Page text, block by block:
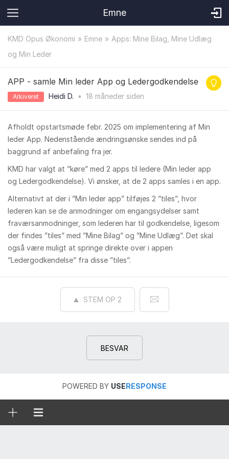
Emne
KMD Opus Økonomi Emne
Apps: Mine Bilag, Mine Udlæg
og Min Leder
APP - samle Min leder App og Ledergodkendelse
Arkiveret Heidi D. • 18 måneder siden
Afholdt opstartsmøde febr. 2025 om implementering af Min
leder App. Nedenstående ændringsønske sendes ind på
baggrund af anbefaling fra jer.
KMD har valgt at ”køre” med 2 apps til ledere (Min leder app
og Ledergodkendelse). Vi ønsker, at de 2 apps samles i en app.
Alternativt at der i ”Min leder app” tilføjes 2 ”tiles”, hvor
lederen kan se de anmodninger om engangsydelser samt
fraværsanmodninger, som lederen har til godkendelse, ligesom
der findes ”tiles” med ”Mine Bilag” og ”Mine Udlæg”. Det skal
også være muligt at springe direkte over i appen
”Ledergodkendelse” fra disse ”tiles”.
STEM OP 2
BESVAR
POWERED BY USERESPONSE